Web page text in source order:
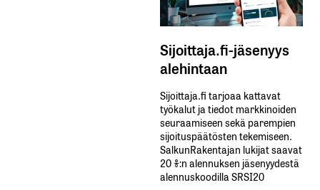
Sijoittaja.fi-jäsenyys
alehintaan
Sijoittaja.fi tarjoaa kattavat
työkalut ja tiedot markkinoiden
seuraamiseen sekä parempien
sijoituspäätösten tekemiseen.
SalkunRakentajan lukijat saavat
20 %:n alennuksen jäsenyydestä
alennuskoodilla SRSI20